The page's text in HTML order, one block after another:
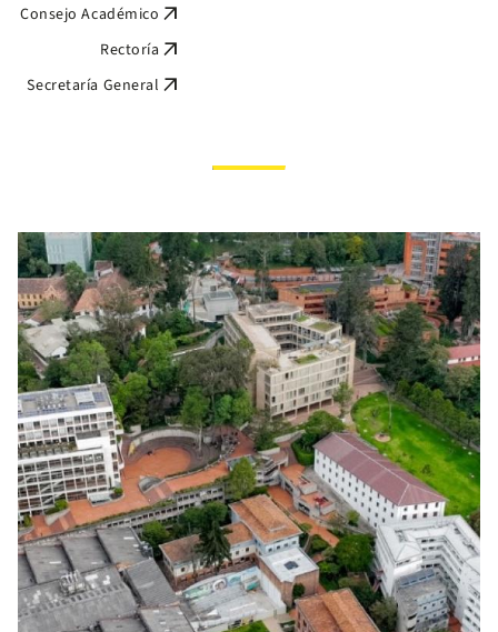
Consejo Académico arrow_outward
Rectoría arrow_outward
Secretaría General arrow_outward